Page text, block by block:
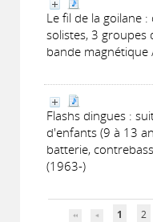
Le fil de la goilane
solistes, 3 groupes
bande magnétique
Flashs dingues :
d'enfants (9 à 13
batterie,
(1963-)
1 2